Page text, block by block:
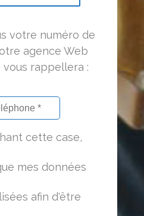
votre numéro de
agence Web
rappellera :
cette case,
mes données
afin d'être